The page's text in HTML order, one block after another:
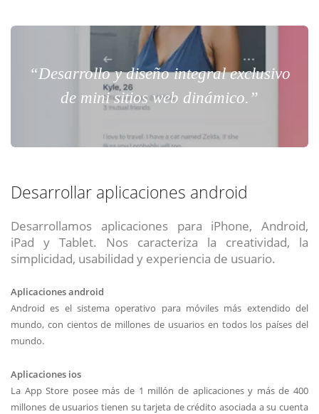
“Desarrollo y diseño integral exclusivo
de mini sitios web dinámico.”
Desarrollar aplicaciones android
Desarrollamos aplicaciones para iPhone, Android,
iPad y Tablet. Nos caracteriza la creatividad, la
simplicidad, usabilidad y experiencia de usuario.
Aplicaciones android
Android es el sistema operativo para móviles más extendido del
mundo, con cientos de millones de usuarios en todos los países del
mundo.
Aplicaciones ios
La App Store posee más de 1 millón de aplicaciones y más de 400
millones de usuarios tienen su tarjeta de crédito asociada a su cuenta